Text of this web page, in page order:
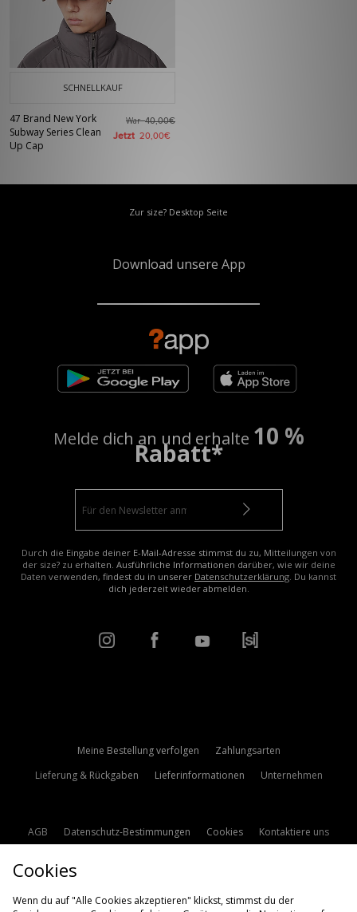
SCHNELLKAUF
47 Brand New York
Subway Series Clean
Up Cap
War40,00€
Jetzt 20,00€
Zur size? Desktop Seite
Download unsere App
Melde dich an und erhalte 10 %
Rabatt*
Durch die Eingabe deiner E-Mail-Adresse stimmst du zu, Mitteilungen von
der size? zu erhalten. Ausführliche Informationen darüber, wie wir deine
Daten verwenden, findest du in unserer Datenschutzerklärung. Du kannst
dich jederzeit wieder abmelden.
Meine Bestellung verfolgen
Zahlungsarten
Lieferung & Rückgaben
Lieferinformationen Unternehmen
AGB Datenschutz-Bestimmungen Cookies
Kontaktiere uns
Cookies
Wenn du auf "Alle Cookies akzeptieren" klickst, stimmst du der